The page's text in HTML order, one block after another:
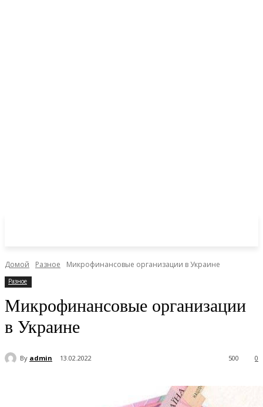
Домой Разное Микрофинансовые организации в Украине
Разное
Микрофинансовые организации
в Украине
By admin 13.02.2022 0
500